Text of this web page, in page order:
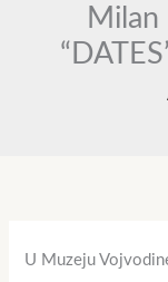
U Muzeju